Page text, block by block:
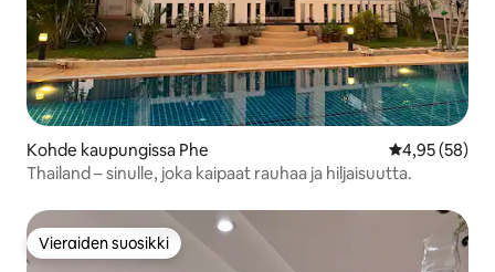
Kohde kaupungissa Phe
4,95 (58)
Thailand – sinulle, joka kaipaat rauhaa ja hiljaisuutta.
Vieraiden suosikki
Vieraiden suosikki